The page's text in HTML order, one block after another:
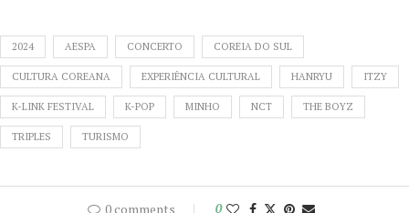
2024 AESPA CONCERTO COREIA DO SUL
CULTURA COREANA EXPERIÊNCIA CULTURAL HANRYU ITZY
K-LINK FESTIVAL K-POP MINHO NCT THE BOYZ
TRIPLES TURISMO
0 comments 0